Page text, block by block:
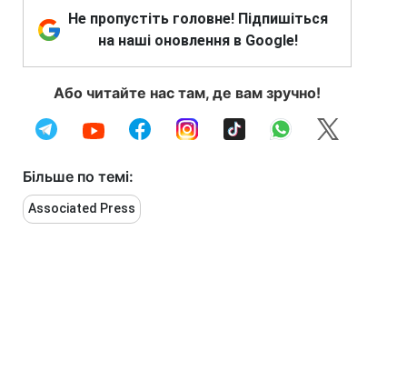
Не пропустіть головне! Підпишіться
на наші оновлення в Google!
Або читайте нас там, де вам зручно!
Більше по темі:
Associated Press